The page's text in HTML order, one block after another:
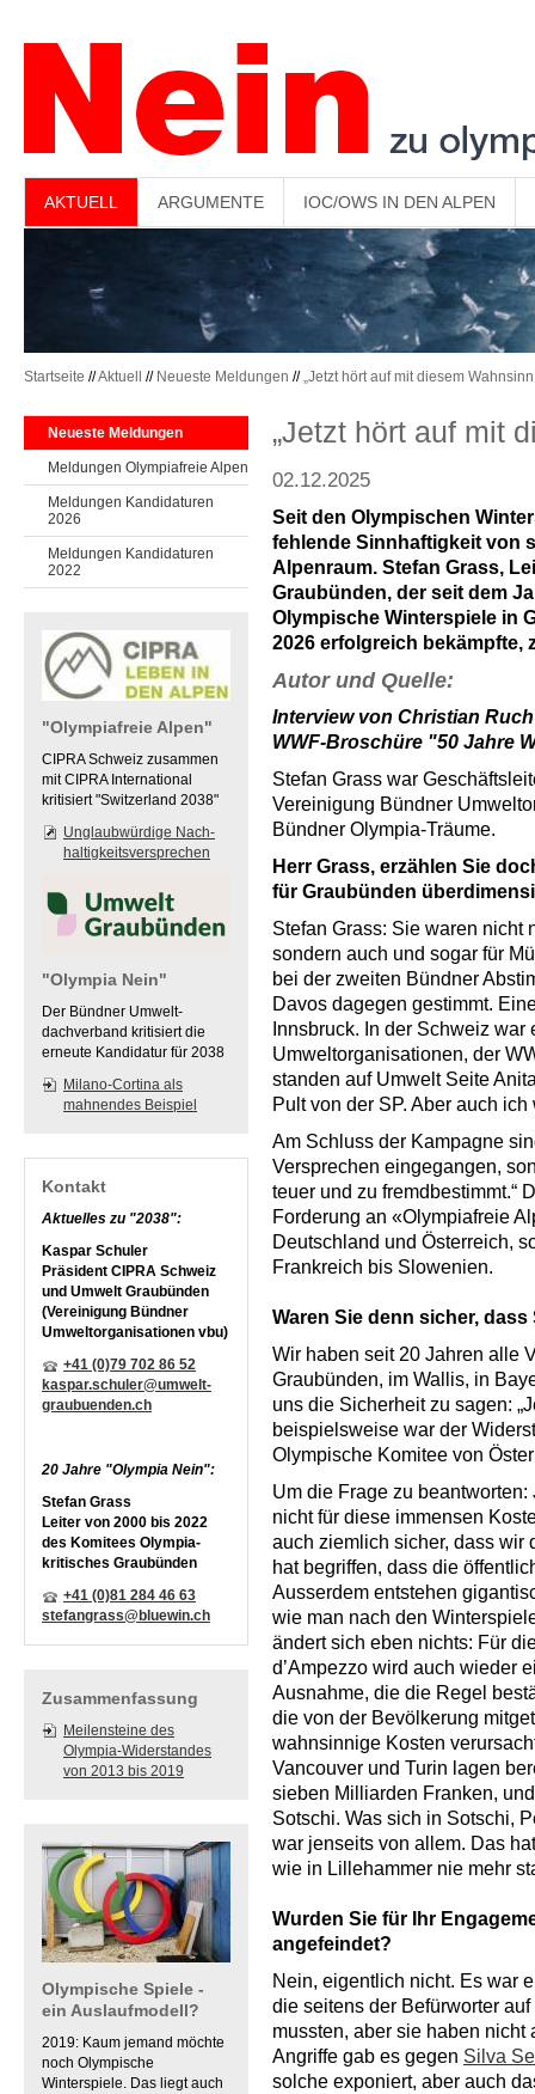
AKTUELL ARGUMENTE IOC/OWS IN DEN ALPEN
Startseite //Aktuell // Neueste Meldungen //„Jetzt hört auf mit diesem
Neueste Meldungen
Meldungen Olympiafreie Alpen
Meldungen Kandidaturen
2026
Meldungen Kandidaturen
2022
"Olympiafreie Alpen"
CIPRA Schweiz zusammen
mit CIPRA International
kritisiert "Switzerland 2038"
Unglaubwürdige Nach-
haltigkeitsversprechen
"Olympia Nein"
Der Bündner Umwelt-
dachverband kritisiert die
erneute Kandidatur für 2038
Milano-Cortina als
mahnendes Beispiel
Kontakt
Aktuelles zu "2038":
Kaspar Schuler
Präsident CIPRA Schweiz
und Umwelt Graubünden
(Vereinigung Bündner
Umweltorganisationen vbu)
+41 (0)79 702 86 52
kaspar.schuler@umwelt-
graubuenden.ch
20 Jahre "Olympia Nein":
Stefan Grass
Leiter von 2000 bis 2022
des Komitees Olympia-
kritisches Graubünden
+41 (0)81 284 46 63
stefangrass@bluewin.ch
Zusammenfassung
Meilensteine des
Olympia-Widerstandes
von 2013 bis 2019
Olympische Spiele -
ein Auslaufmodell?
2019: Kaum jemand möchte
noch Olympische
Winterspiele. Das liegt auch
„Jetzt hört auf mit
02.12.2025
Seit den Olympischen
fehlende Sinnhaftigkeit von
Alpenraum. Stefan Grass,
Graubünden, der seit dem
Olympische Winterspiele in
2026 erfolgreich bekämpfte,
Autor und Quelle:
Interview von Christian
WWF-Broschüre "50 Jahre
Stefan Grass war
Vereinigung Bündner
Bündner Olympia-Träume.
Herr Grass, erzählen Sie
für Graubünden
Stefan Grass: Sie waren nicht
sondern auch und sogar für
bei der zweiten Bündner
Davos dagegen gestimmt.
Innsbruck. In der Schweiz
Umweltorganisationen, der
standen auf Umwelt Seite
Pult von der SP. Aber auch
Am Schluss der Kampagne
Versprechen eingegangen,
teuer und zu fremdbestimmt.“
Forderung an «Olympiafreie
Deutschland und Österreich,
Frankreich bis Slowenien.
Waren Sie denn sicher,
Wir haben seit 20 Jahren alle
Graubünden, im Wallis, in
uns die Sicherheit zu sagen:
beispielsweise war der
Olympische Komitee von
Um die Frage zu
nicht für diese immensen
auch ziemlich sicher, dass wir
hat begriffen, dass die
Ausserdem entstehen
wie man nach den
ändert sich eben nichts: Für
d’Ampezzo wird auch wieder
Ausnahme, die die Regel
die von der Bevölkerung
wahnsinnige Kosten
Vancouver und Turin lagen
sieben Milliarden Franken,
Sotschi. Was sich in Sotschi,
war jenseits von allem. Das
wie in Lillehammer nie mehr
Wurden Sie für Ihr
angefeindet?
Nein, eigentlich nicht. Es war
die seitens der Befürworter
mussten, aber sie haben
Angriffe gab es gegen Silva
solche exponiert, aber auch